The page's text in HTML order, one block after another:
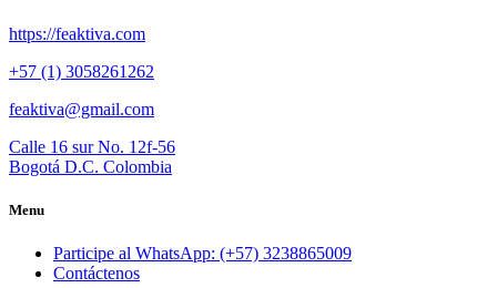
https://feaktiva.com
+57 (1) 3058261262
feaktiva@gmail.com
Calle 16 sur No. 12f-56
Bogotá D.C. Colombia
Menu
Participe al WhatsApp: (+57) 3238865009
Contáctenos